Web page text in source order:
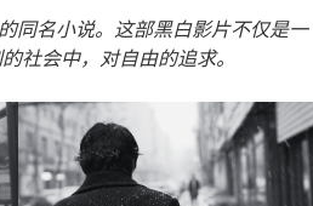
同名小说。这部黑白影片不仅是一
社会中，对自由的追求。